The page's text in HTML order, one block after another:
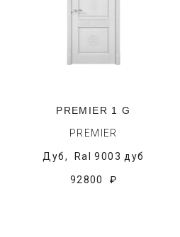
PREMIER 1 G
PREMIER
Дуб, Ral 9003 дуб
92800 ₽